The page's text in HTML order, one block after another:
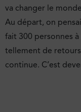
va changer le
Au départ, on
fait 300 personnes
tellement de
continue. C’est